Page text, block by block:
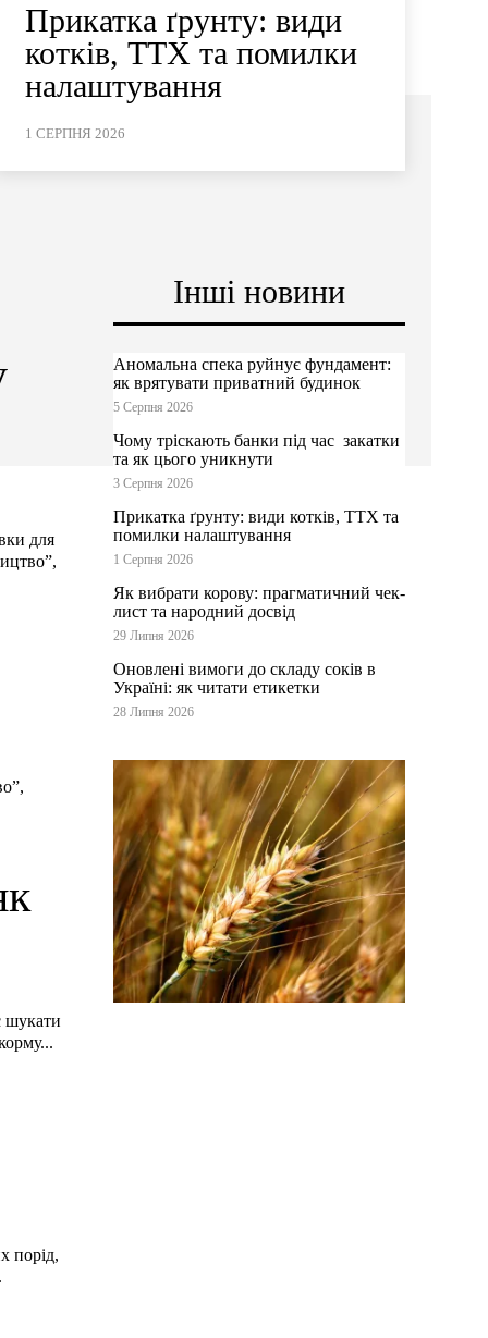
Прикатка ґрунту: види
котків, ТТХ та помилки
налаштування
1 СЕРПНЯ 2026
для
шукати
порід,
Інші новини
Аномальна спека руйнує фундамент:
як врятувати приватний будинок
5 Серпня 2026
Чому тріскають банки під час закатки
та як цього уникнути
3 Серпня 2026
Прикатка ґрунту: види котків, ТТХ та
помилки налаштування
1 Серпня 2026
Як вибрати корову: прагматичний чек-
лист та народний досвід
29 Липня 2026
Оновлені вимоги до складу соків в
Україні: як читати етикетки
28 Липня 2026